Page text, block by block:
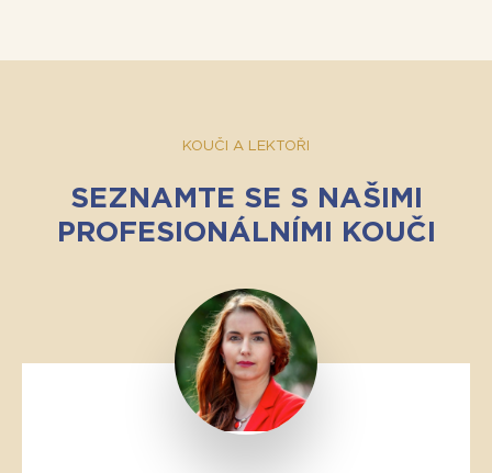
KOUČI A LEKTOŘI
SEZNAMTE SE S NAŠIMI
PROFESIONÁLNÍMI KOUČI